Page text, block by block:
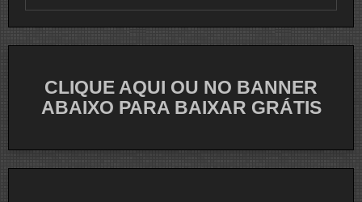
Não
Para
Tocar
Suas
CLIQUE AQUI OU NO BANNER
ABAIXO PARA BAIXAR GRÁTIS